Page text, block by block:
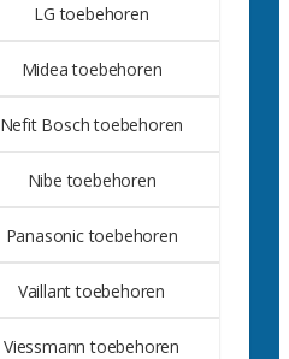
LG toebehoren
Midea toebehoren
Nefit Bosch toebehoren
Nibe toebehoren
Panasonic toebehoren
Vaillant toebehoren
Viessmann toebehoren